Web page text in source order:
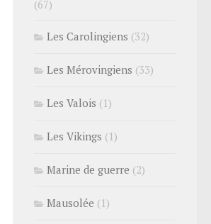
(67)
Les Carolingiens (32)
Les Mérovingiens (33)
Les Valois (1)
Les Vikings (1)
Marine de guerre (2)
Mausolée (1)